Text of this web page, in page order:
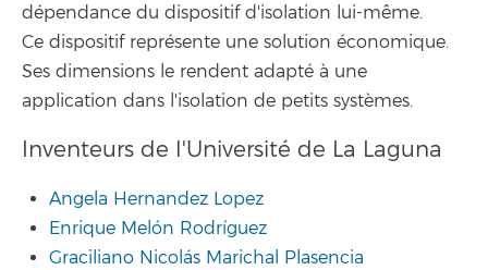
dépendance du dispositif d'isolation lui-même.
Ce dispositif représente une solution économique.
Ses dimensions le rendent adapté à une
application dans l'isolation de petits systèmes.
Inventeurs de l'Université de La Laguna
Angela Hernandez Lopez
Enrique Melón Rodríguez
Graciliano Nicolás Marichal Plasencia